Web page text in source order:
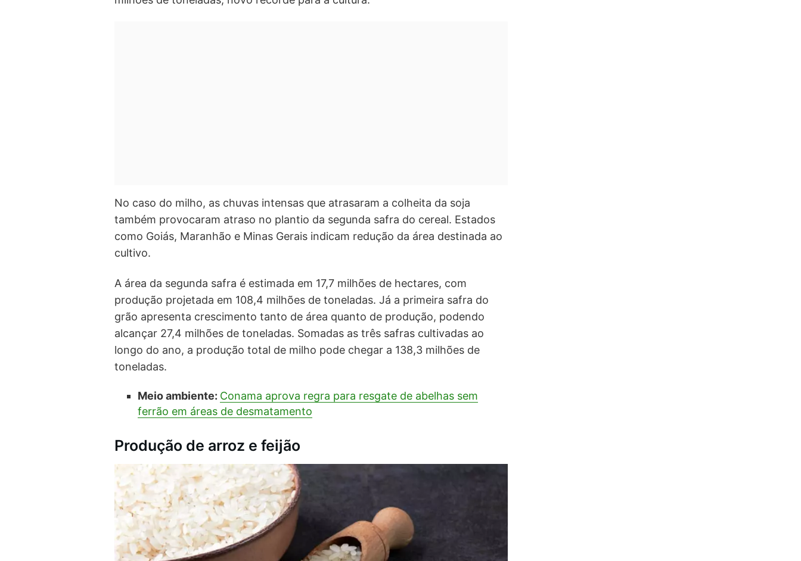
No caso do milho, as chuvas intensas que atrasaram a colheita da soja
também provocaram atraso no plantio da segunda safra do cereal. Estados
como Goiás, Maranhão e Minas Gerais indicam redução da área destinada ao
cultivo.
A área da segunda safra é estimada em 17,7 milhões de hectares, com
produção projetada em 108,4 milhões de toneladas. Já a primeira safra do
grão apresenta crescimento tanto de área quanto de produção, podendo
alcançar 27,4 milhões de toneladas. Somadas as três safras cultivadas ao
longo do ano, a produção total de milho pode chegar a 138,3 milhões de
toneladas.
Meio ambiente: Conama aprova regra para resgate de abelhas sem
ferrão em áreas de desmatamento
Produção de arroz e feijão